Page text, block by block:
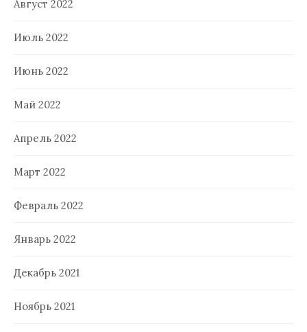
Август 2022
Июль 2022
Июнь 2022
Май 2022
Апрель 2022
Март 2022
Февраль 2022
Январь 2022
Декабрь 2021
Ноябрь 2021